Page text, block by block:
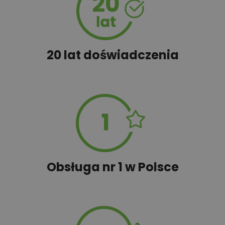
Schemat szamba
Tablica informacyjna 20,00 zł
Wyceń adaptację
20 lat doświadczenia
Obsługa nr 1 w Polsce